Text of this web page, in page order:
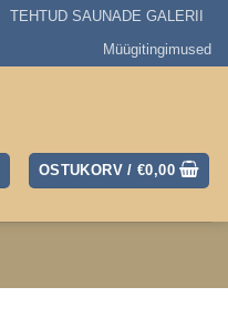
TEHTUD SAUNADE GALERII
Müügitingimused
OSTUKORV /€0,00